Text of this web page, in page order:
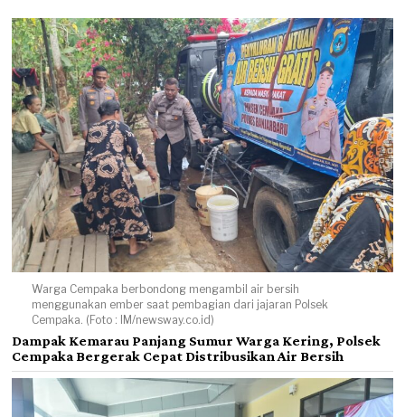
Warga Cempaka berbondong mengambil air bersih
menggunakan ember saat pembagian dari jajaran Polsek
Cempaka. (Foto : IM/newsway.co.id)
Dampak Kemarau Panjang Sumur Warga Kering, Polsek
Cempaka Bergerak Cepat Distribusikan Air Bersih